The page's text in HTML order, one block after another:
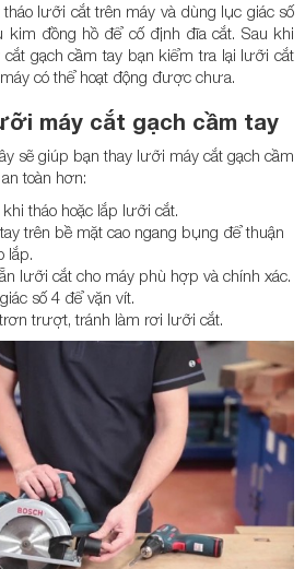
lưỡi cắt trên máy và dùng lục giác số
kim đồng hồ để cố định đĩa cắt. Sau khi
gạch cầm tay bạn kiểm tra lại lưỡi cắt
có thể hoạt động được chưa.
máy cắt gạch cầm tay
sẽ giúp bạn thay lưỡi máy cắt gạch cầm
toàn hơn:
tháo hoặc lắp lưỡi cắt.
trên bề mặt cao ngang bụng để thuận
lắp.
lưỡi cắt cho máy phù hợp và chính xác.
số 4 để vặn vít.
trượt, tránh làm rơi lưỡi cắt.